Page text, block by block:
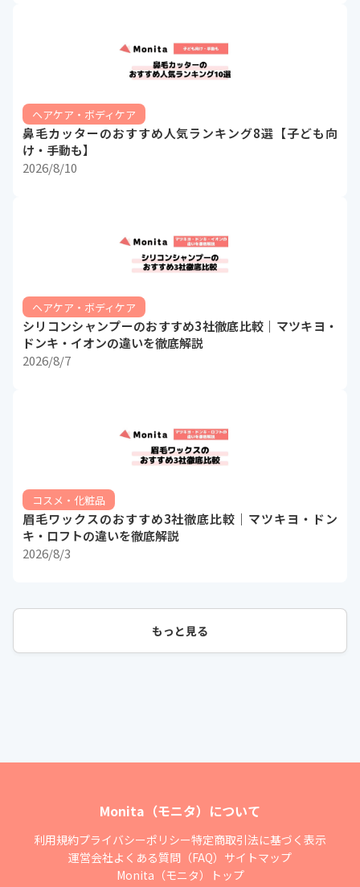
ヘアケア・ボディケア
鼻毛カッターのおすすめ人気ランキング8選【子ども向
け・手動も】
2026/8/10
ヘアケア・ボディケア
シリコンシャンプーのおすすめ3社徹底比較｜マツキヨ・
ドンキ・イオンの違いを徹底解説
2026/8/7
コスメ・化粧品
眉毛ワックスのおすすめ3社徹底比較｜マツキヨ・ドン
キ・ロフトの違いを徹底解説
2026/8/3
もっと見る
Monita（モニタ）について
利用規約プライバシーポリシー特定商取引法に基づく表示
運営会社よくある質問（FAQ） サイトマップ
Monita（モニタ）トップ